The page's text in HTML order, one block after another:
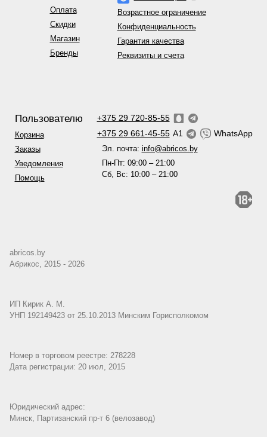
Оплата
Скидки
Магазин
Бренды
Возрастное ограничение
Конфиденциальность
Гарантия качества
Реквизиты и счета
Пользователю
Корзина
Заказы
Уведомления
Помощь
+375 29 720-85-55
+375 29 661-45-55 A1 WhatsApp
Эл. почта: info@abricos.by
Пн-Пт: 09:00 – 21:00
Сб, Вс: 10:00 – 21:00
abricos.by
Абрикос, 2015 - 2026
ИП Кирик А. М.
УНП 192149423 от 25.10.2013 Минским Горисполкомом
Номер в торговом реестре: 278228
Дата регистрации: 20 июл, 2015
Юридический адрес:
Минск, Партизанский пр-т 6 (велозавод)